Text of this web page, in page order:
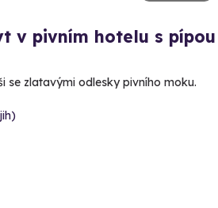
v pivním hotelu s pípou
se zlatavými odlesky pivního moku.